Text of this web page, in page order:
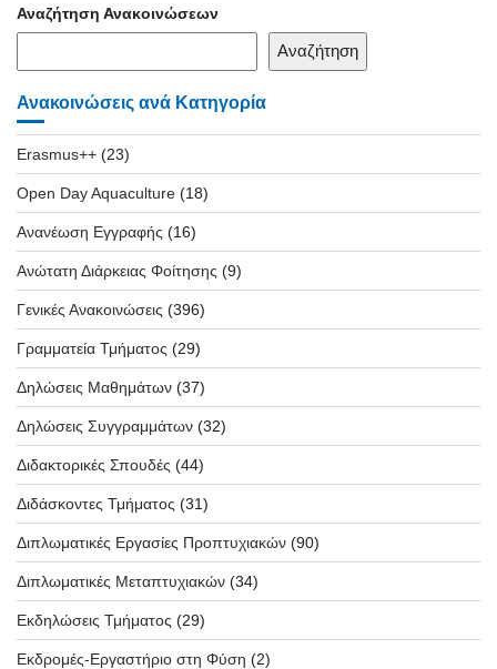
Αναζήτηση Ανακοινώσεων
Αναζήτηση
Ανακοινώσεις ανά Κατηγορία
Erasmus++ (23)
Open Day Aquaculture (18)
Ανανέωση Εγγραφής (16)
Ανώτατη Διάρκειας Φοίτησης (9)
Γενικές Ανακοινώσεις (396)
Γραμματεία Τμήματος (29)
Δηλώσεις Μαθημάτων (37)
Δηλώσεις Συγγραμμάτων (32)
Διδακτορικές Σπουδές (44)
Διδάσκοντες Τμήματος (31)
Διπλωματικές Εργασίες Προπτυχιακών (90)
Διπλωματικές Μεταπτυχιακών (34)
Εκδηλώσεις Τμήματος (29)
Εκδρομές-Εργαστήριο στη Φύση (2)